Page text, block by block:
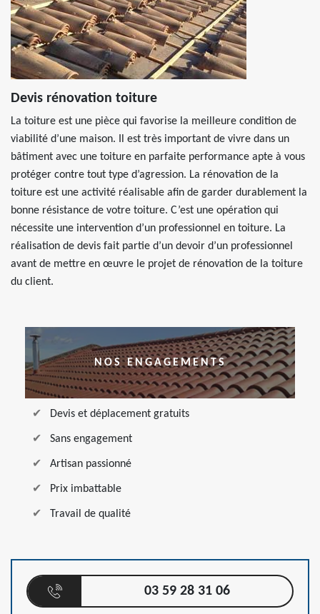
Devis rénovation toiture
La toiture est une pièce qui favorise la meilleure condition de
viabilité d’une maison. Il est très important de vivre dans un
bâtiment avec une toiture en parfaite performance apte à vous
protéger contre tout type d’agression. La rénovation de la
toiture est une activité réalisable afin de garder durablement la
bonne résistance de votre toiture. C’est une opération qui
nécessite une intervention d’un professionnel en toiture. La
réalisation de devis fait partie d’un devoir d’un professionnel
avant de mettre en œuvre le projet de rénovation de la toiture
du client.
NOS ENGAGEMENTS
Devis et déplacement gratuits
Sans engagement
Artisan passionné
Prix imbattable
Travail de qualité
03 59 28 31 06